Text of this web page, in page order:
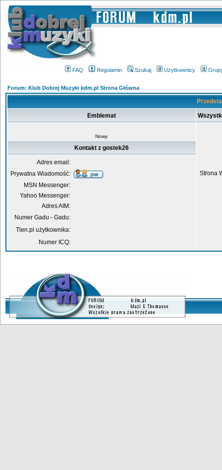
FAQ Regulamin Szukaj Użytkownicy
Forum: Klub Dobrej Muzyki kdm.pl Strona Główna
Emblemat
Nowy
Strona
Kontakt z gostek26
Adres email:
Prywatna Wiadomość:
MSN Messenger:
Yahoo Messenger:
Adres AIM:
Numer Gadu - Gadu:
Tlen.pl użytkownika:
Numer ICQ: